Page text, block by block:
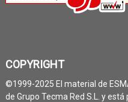
COPYRIGHT
©1999-2025 El material de
de Grupo Tecma Red S.L. y